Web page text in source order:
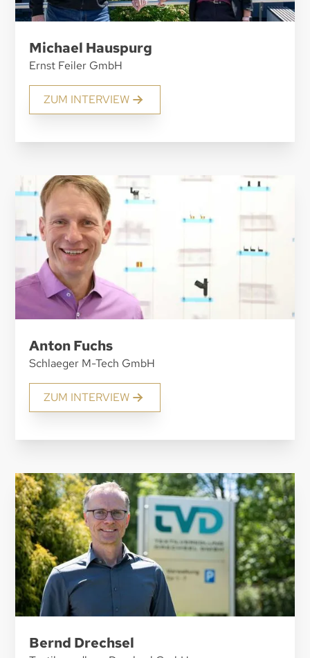
Michael Hauspurg
Ernst Feiler GmbH
ZUM INTERVIEW
Anton Fuchs
Schlaeger M-Tech GmbH
ZUM INTERVIEW
Bernd Drechsel